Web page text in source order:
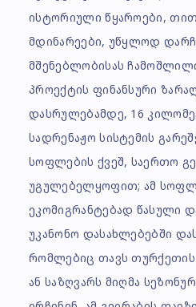
ისტორიული წყაროები,
მდინარეები, უწყლოდ
მშენებლობისას
პროექტის ფინანსური
დასრულებამდე, 16
სადრენაჟო სისტემის
სოფლების ქვეშ, საერთო
უგულებელყოფით; ამ
ეკომიგრანტებად წასული
უკანონო დასახლებებში
რომლებიც თავს თურქეთის
ან საზღვარს მიღმა